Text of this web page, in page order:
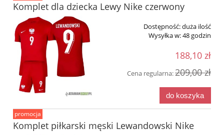
Komplet dla dziecka Lewy Nike czerwony
Dostępność:duża ilość
Wysyłka w:48 godzin
188,10 zł
Cena regularna:209,00 zł
do koszyka
Komplet piłkarski męski Lewandowski Nike
promocja